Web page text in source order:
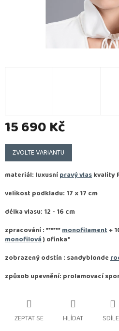
15 690 Kč
Měrná
cena:
ZVOLTE VARIANTU
materiál: luxusnípravý vlaskvality
velikost podkladu: 17 x 17 cm
délka vlasu: 12 - 16 cm
zpracování :******monofilament+
monofilová) ofinka"
zobrazený odstín : sandyblonde
způsob upevnění: prolamovací
ZEPTAT SE HLÍDAT